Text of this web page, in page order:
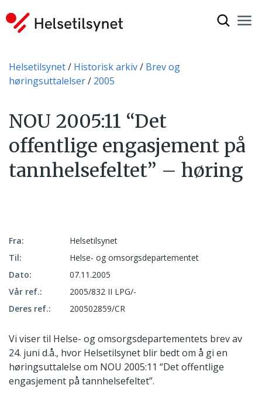
Du er her:
Helsetilsynet Historisk arkiv
Brev og
høringsuttalelser
2005
NOU 2005:11 “Det
offentlige engasjement på
tannhelsefeltet” – høring
Fra:
Helsetilsynet
Til:
Helse- og omsorgsdepartementet
Dato:
07.11.2005
Vår ref.:
2005/832 II LPG/-
Deres ref.:
200502859/CR
Vi viser til Helse- og omsorgsdepartementets brev av
24. juni d.å., hvor Helsetilsynet blir bedt om å gi en
høringsuttalelse om NOU 2005:11 “Det offentlige
engasjement på tannhelsefeltet”.